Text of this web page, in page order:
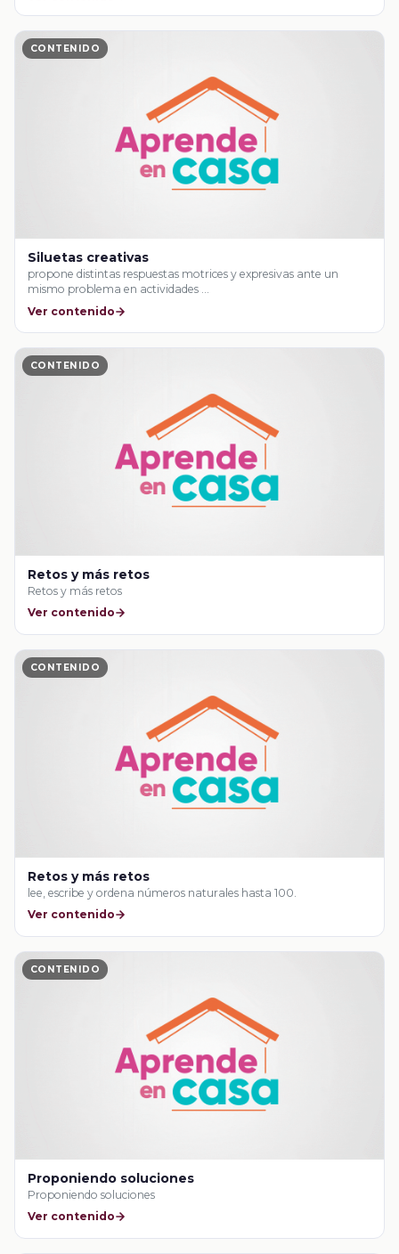
CONTENIDO
Siluetas creativas
propone distintas respuestas motrices y expresivas ante un
mismo problema en actividades …
Ver contenido
CONTENIDO
Retos y más retos
Retos y más retos
Ver contenido
CONTENIDO
Retos y más retos
lee, escribe y ordena números naturales hasta 100.
Ver contenido
CONTENIDO
Proponiendo soluciones
Proponiendo soluciones
Ver contenido